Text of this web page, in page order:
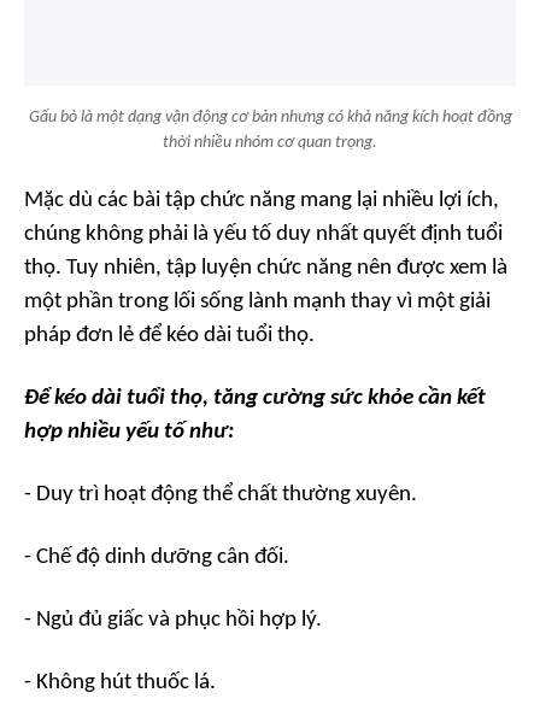
Gấu bò là một dạng vận động cơ bản nhưng có khả năng kích hoạt đồng
thời nhiều nhóm cơ quan trọng.
Mặc dù các bài tập chức năng mang lại nhiều lợi ích,
chúng không phải là yếu tố duy nhất quyết định tuổi
thọ. Tuy nhiên, tập luyện chức năng nên được xem là
một phần trong lối sống lành mạnh thay vì một giải
pháp đơn lẻ để kéo dài tuổi thọ.
Để kéo dài tuổi thọ, tăng cường sức khỏe cần kết
hợp nhiều yếu tố như:
- Duy trì hoạt động thể chất thường xuyên.
- Chế độ dinh dưỡng cân đối.
- Ngủ đủ giấc và phục hồi hợp lý.
- Không hút thuốc lá.